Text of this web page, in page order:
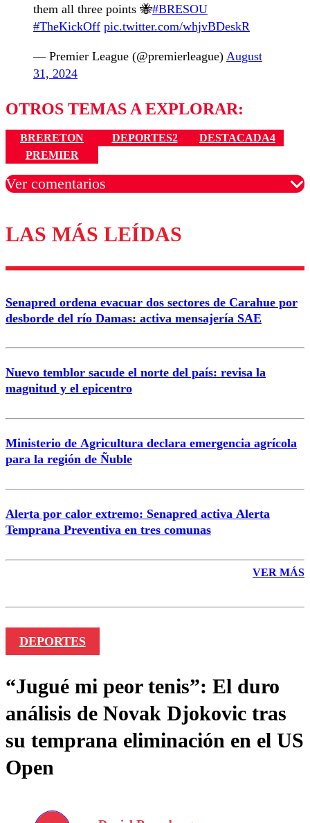
them all three points 🐝#BRESOU
#TheKickOff pic.twitter.com/whjvBDeskR
— Premier League (@premierleague) August
31, 2024
OTROS TEMAS A EXPLORAR:
BRERETON DEPORTES2
DESTACADA4
PREMIER
Ver comentarios
Los comentarios son moderados para garantizar un
diálogo respetuoso.
Correo
LAS MÁS LEÍDAS
Senapred ordena evacuar dos sectores de Carahue por
desborde del río Damas: activa mensajería SAE
Nuevo temblor sacude el norte del país: revisa la
magnitud y el epicentro
Ministerio de Agricultura declara emergencia agrícola
para la región de Ñuble
Alerta por calor extremo: Senapred activa Alerta
Temprana Preventiva en tres comunas
VER MÁS
DEPORTES
“Jugué mi peor tenis”: El duro
análisis de Novak Djokovic tras
su temprana eliminación en el US
Open